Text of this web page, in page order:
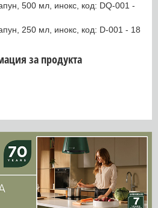
500 мл, инокс, код: DQ-001 -
250 мл, инокс, код: D-001 - 18
за продукта